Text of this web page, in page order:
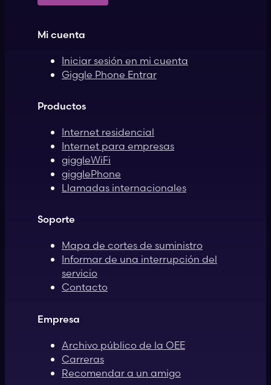
Mi cuenta
Iniciar sesión en mi cuenta
Giggle Phone Entrar
Productos
Internet residencial
Internet para empresas
giggleWiFi
gigglePhone
Llamadas internacionales
Soporte
Mapa de cortes de suministro
Informar de una interrupción del
servicio
Contacto
Empresa
Archivo público de la OEE
Carreras
Recomendar a un amigo